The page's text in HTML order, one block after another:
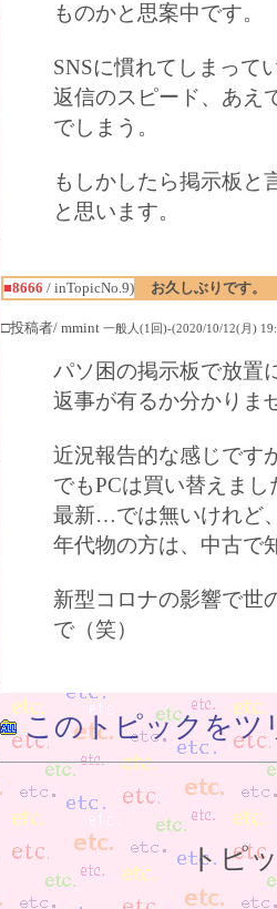
ものかと思案中です。
SNSに慣れてしまって
返信のスピード、あえ
でしまう。
もしかしたら掲示板と
と思います。
■8666 / inTopicNo.9) お久しぶりです。
□投稿者/ mmint 一般人(1回)-(2020/10/12(月)
パソ困の掲示板で放置
返事が有るか分かりま
近況報告的な感じです
でもPCは買い替えま
最新…では無いけれど
年代物の方は、中古で
新型コロナの影響で世
で（笑）
このトピックをツ
トピ